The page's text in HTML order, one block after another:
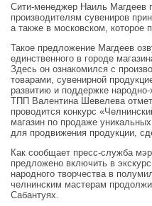
Сити-менеджер Наиль Магдеев
производителям сувениров
а также в московском, которое
Такое предложение Магдеев
единственного в городе
Здесь он ознакомился с
товарами, сувенирной
развитию и поддержке
ТПП Валентина Шевелева
проводится конкурс
магазин по продаже
для продвижения продукции,
Как сообщает пресс-служба
предложено включить в
народного творчества в
челнинским мастерам
Сабантуях.